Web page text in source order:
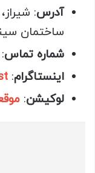
آدرس:
ساختمان
شماره تماس:
اینستاگرام:
لوکیشن: